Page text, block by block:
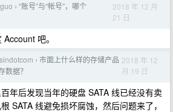
› “账号”与“帐号”，哪个
2018 年 12 月
21 日
吧。
› 市面上什么样的存储产品
数据？
2018 年 12
月 19 日
年后发现当年的硬盘 SATA 线已经没有卖
SATA 线避免损坏腐蚀，然后问题来了，